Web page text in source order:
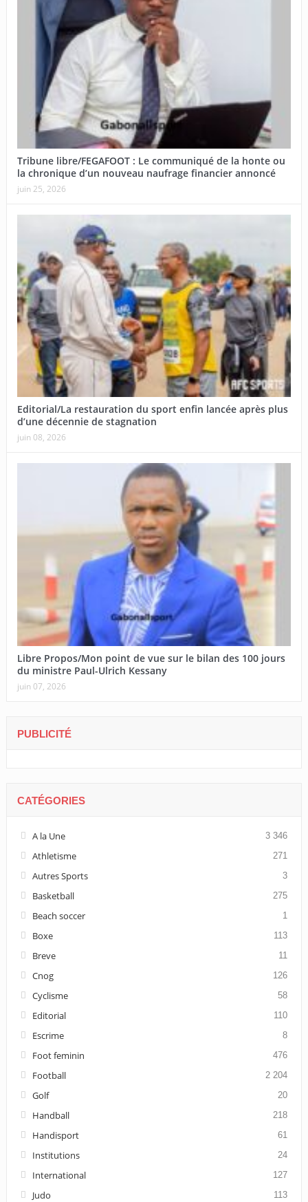
Tribune libre/FEGAFOOT : Le communiqué de la honte ou
la chronique d’un nouveau naufrage financier annoncé
juin 25, 2026
Editorial/La restauration du sport enfin lancée après plus
d’une décennie de stagnation
juin 08, 2026
Libre Propos/Mon point de vue sur le bilan des 100 jours
du ministre Paul-Ulrich Kessany
juin 07, 2026
PUBLICITÉ
CATÉGORIES
A la Une 3 346
Athletisme 271
Autres Sports 3
Basketball 275
Beach soccer 1
Boxe 113
Breve 11
Cnog 126
Cyclisme 58
Editorial 110
Escrime 8
Foot feminin 476
Football 2 204
Golf 20
Handball 218
Handisport 61
Institutions 24
International 127
Judo 113